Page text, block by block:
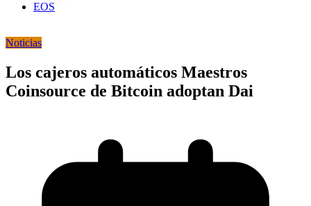
EOS
Noticias
Los cajeros automáticos Maestros
Coinsource de Bitcoin adoptan Dai